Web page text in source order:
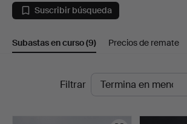
sobremesa
en
Auctions
Suscribir búsqueda
Subastas en curso(9) Precios de remate
SubastasFiltrar